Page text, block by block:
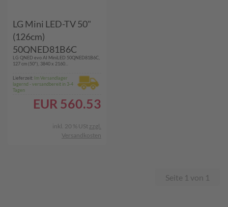
LG Mini LED-TV 50"
(126cm)
50QNED81B6C
LG QNED evo AI MiniLED 50QNED81B6C,
127 cm (50"), 3840 x 2160...
Lieferzeit: Im Versandlager
lagernd - versandbereit in 3-4
Tagen
EUR 560.53
inkl. 20 % USt zzgl.
Versandkosten
Seite 1 von 1